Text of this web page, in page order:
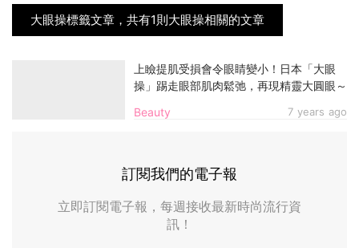
大眼操標籤文章，共有1則大眼操相關的文章
Beauty 7 years ago
上瞼提肌受損會令眼睛變小！日本「大眼
操」踢走眼部肌肉鬆弛，再現精靈大圓眼～
訂閱我們的電子報
立即訂閱電子報，每週接收最新時尚流行資
訊！